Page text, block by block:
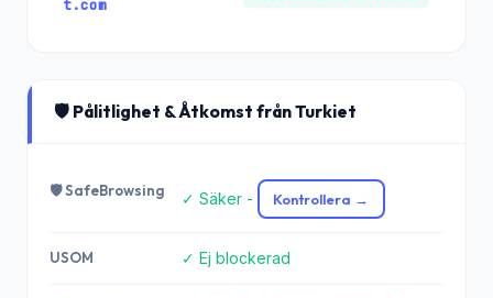
t.com
🛡️ Pålitlighet & Åtkomst från Turkiet
🛡️ SafeBrowsing ✓ Säker - Kontrollera →
USOM ✓ Ej blockerad